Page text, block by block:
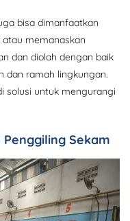
bisa dimanfaatkan
memanaskan
dan diolah dengan baik
dan ramah lingkungan.
solusi untuk mengurangi
Sekam